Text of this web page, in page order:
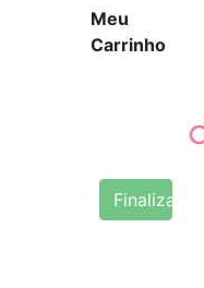
Meu
Carrinho
Finalizar